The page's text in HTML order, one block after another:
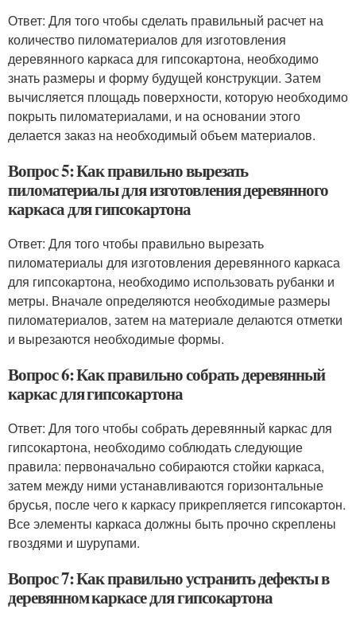
Ответ: Для того чтобы сделать правильный расчет на
количество пиломатериалов для изготовления
деревянного каркаса для гипсокартона, необходимо
знать размеры и форму будущей конструкции. Затем
вычисляется площадь поверхности, которую необходимо
покрыть пиломатериалами, и на основании этого
делается заказ на необходимый объем материалов.
Вопрос 5: Как правильно вырезать
пиломатериалы для изготовления деревянного
каркаса для гипсокартона
Ответ: Для того чтобы правильно вырезать
пиломатериалы для изготовления деревянного каркаса
для гипсокартона, необходимо использовать рубанки и
метры. Вначале определяются необходимые размеры
пиломатериалов, затем на материале делаются отметки
и вырезаются необходимые формы.
Вопрос 6: Как правильно собрать деревянный
каркас для гипсокартона
Ответ: Для того чтобы собрать деревянный каркас для
гипсокартона, необходимо соблюдать следующие
правила: первоначально собираются стойки каркаса,
затем между ними устанавливаются горизонтальные
брусья, после чего к каркасу прикрепляется гипсокартон.
Все элементы каркаса должны быть прочно скреплены
гвоздями и шурупами.
Вопрос 7: Как правильно устранить дефекты в
деревянном каркасе для гипсокартона